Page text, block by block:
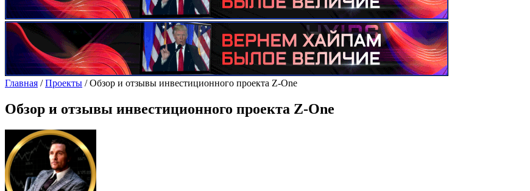
Главная /Проекты /Oбзор и отзывы инвестиционного проекта Z-One
Oбзор и отзывы инвестиционного проекта Z-One